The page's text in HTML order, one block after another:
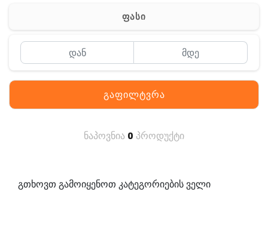
Lancer Tactical
SIG SAUER
PENTAGON
ფასი
გაფილტვრა
ნაპოვნია0 პროდუქტი
გთხოვთ გამოიყენოთ კატეგორიების ველი